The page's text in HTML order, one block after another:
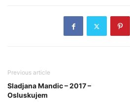
Previous article
Sladjana Mandic – 2017 –
Osluskujem